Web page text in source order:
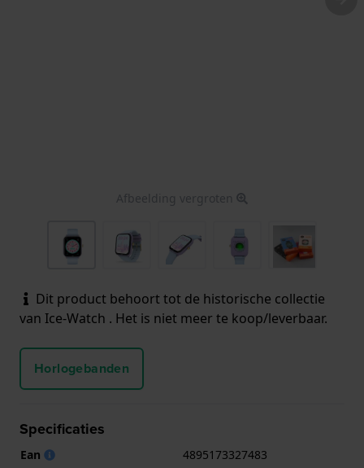
Afbeelding vergroten
Dit product behoort tot de historische collectie
van Ice-Watch . Het is niet meer te koop/leverbaar.
Horlogebanden
Specificaties
Ean
4895173327483